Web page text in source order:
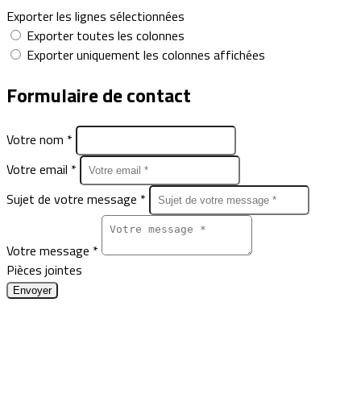
Exporter les lignes sélectionnées
Exporter toutes les colonnes
Exporter uniquement les colonnes affichées
Formulaire de contact
Votre nom *
Votre email *
Sujet de votre message *
Votre message *
Pièces jointes
Envoyer